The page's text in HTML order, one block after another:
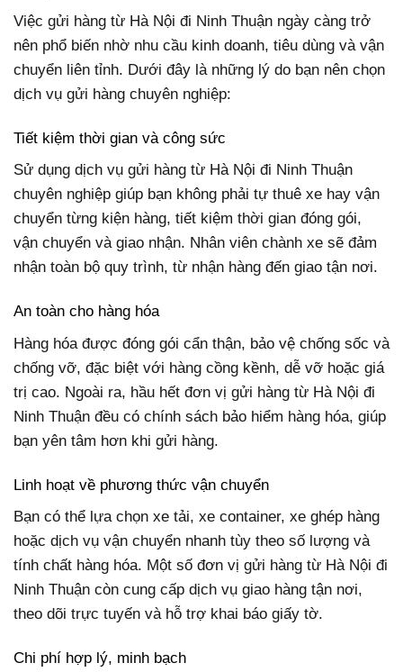
Việc gửi hàng từ Hà Nội đi Ninh Thuận ngày càng trở
nên phổ biến nhờ nhu cầu kinh doanh, tiêu dùng và vận
chuyển liên tỉnh. Dưới đây là những lý do bạn nên chọn
dịch vụ gửi hàng chuyên nghiệp:
Tiết kiệm thời gian và công sức
Sử dụng dịch vụ gửi hàng từ Hà Nội đi Ninh Thuận
chuyên nghiệp giúp bạn không phải tự thuê xe hay vận
chuyển từng kiện hàng, tiết kiệm thời gian đóng gói,
vận chuyển và giao nhận. Nhân viên chành xe sẽ đảm
nhận toàn bộ quy trình, từ nhận hàng đến giao tận nơi.
An toàn cho hàng hóa
Hàng hóa được đóng gói cẩn thận, bảo vệ chống sốc và
chống vỡ, đặc biệt với hàng cồng kềnh, dễ vỡ hoặc giá
trị cao. Ngoài ra, hầu hết đơn vị gửi hàng từ Hà Nội đi
Ninh Thuận đều có chính sách bảo hiểm hàng hóa, giúp
bạn yên tâm hơn khi gửi hàng.
Linh hoạt về phương thức vận chuyển
Bạn có thể lựa chọn xe tải, xe container, xe ghép hàng
hoặc dịch vụ vận chuyển nhanh tùy theo số lượng và
tính chất hàng hóa. Một số đơn vị gửi hàng từ Hà Nội đi
Ninh Thuận còn cung cấp dịch vụ giao hàng tận nơi,
theo dõi trực tuyến và hỗ trợ khai báo giấy tờ.
Chi phí hợp lý, minh bạch